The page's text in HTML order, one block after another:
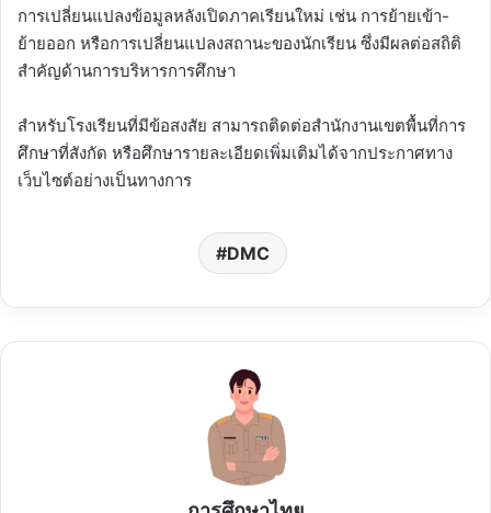
การเปลี่ยนแปลงข้อมูลหลังเปิดภาคเรียนใหม่ เช่น การย้ายเข้า-
ย้ายออก หรือการเปลี่ยนแปลงสถานะของนักเรียน ซึ่งมีผลต่อสถิติ
สำคัญด้านการบริหารการศึกษา
สำหรับโรงเรียนที่มีข้อสงสัย สามารถติดต่อสำนักงานเขตพื้นที่การ
ศึกษาที่สังกัด หรือศึกษารายละเอียดเพิ่มเติมได้จากประกาศทาง
เว็บไซต์อย่างเป็นทางการ
DMC